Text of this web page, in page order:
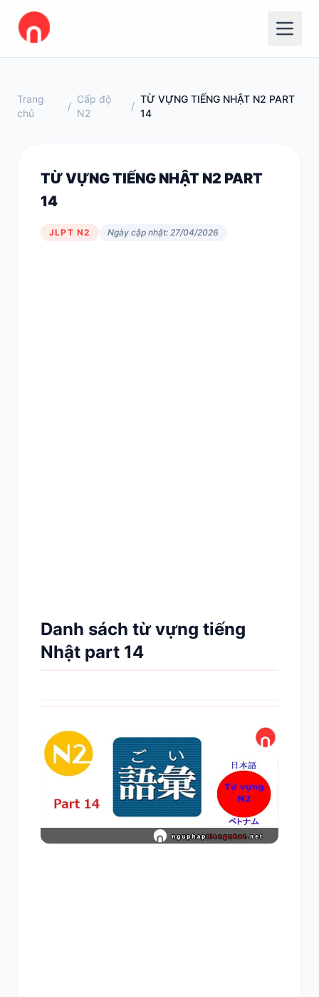
Trang
chủ
/
Cấp độ
N2
/
TỪ VỰNG TIẾNG NHẬT N2 PART
14
TỪ VỰNG TIẾNG NHẬT N2 PART
14
JLPT N2 Ngày cập nhật: 27/04/2026
Danh sách từ vựng tiếng
Nhật part 14